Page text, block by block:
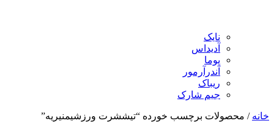
نایک
آدیداس
پوما
آندرآرمور
ریباک
جیم شارک
خانه / محصولات برچسب خورده “تیششرت ورزشیمنیریه”